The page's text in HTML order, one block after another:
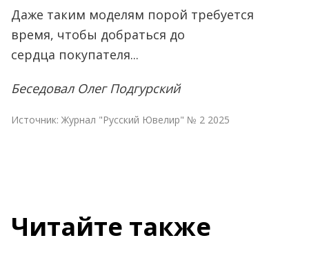
Даже таким моделям порой требуется
время, чтобы добраться до
сердца покупателя...
Беседовал Олег Подгурский
Источник: Журнал "Русский Ювелир" № 2 2025
Читайте также